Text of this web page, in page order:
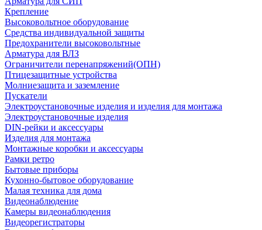
Крепление
Высоковольтное оборудование
Средства индивидуальной защиты
Предохранители высоковольтные
Арматура для ВЛЗ
Ограничители перенапряжений(ОПН)
Птицезащитные устройства
Молниезащита и заземление
Пускатели
Электроустановочные изделия и изделия для монтажа
Электроустановочные изделия
DIN-рейки и аксессуары
Изделия для монтажа
Монтажные коробки и аксессуары
Рамки ретро
Бытовые приборы
Кухонно-бытовое оборудование
Малая техника для дома
Видеонаблюдение
Камеры видеонаблюдения
Видеорегистраторы